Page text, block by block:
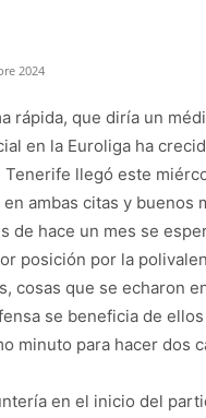
2024
rápida, que diría un
en la Euroliga ha
llegó este
ambas citas y
de hace un mes se
posición por la
cosas que se echaron
se beneficia de
minuto para hacer dos
en el inicio del